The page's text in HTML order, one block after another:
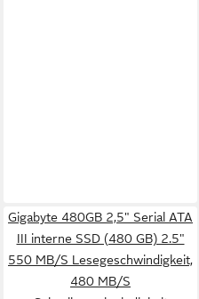
Gigabyte 480GB 2,5" Serial ATA
III interne SSD (480 GB) 2.5"
550 MB/S Lesegeschwindigkeit,
480 MB/S